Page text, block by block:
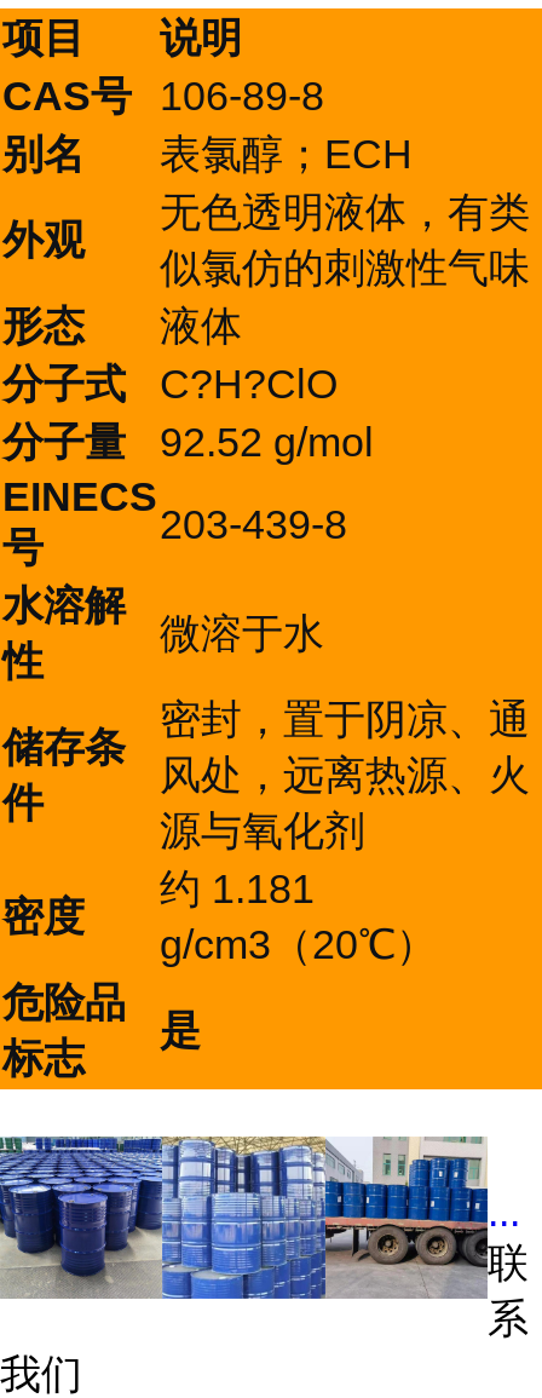
项目
说明
CAS号
106-89-8
别名
表氯醇；ECH
外观
无色透明液体，有类
似氯仿的刺激性气味
形态
液体
分子式
C?H?ClO
分子量
92.52 g/mol
EINECS
号
203-439-8
水溶解
性
微溶于水
储存条
件
密封，置于阴凉、通
风处，远离热源、火
源与氧化剂
密度
约 1.181
g/cm3（20℃）
危险品
标志
是
...
联
系
我们